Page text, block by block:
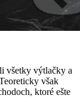
všetky výtlačky a
však
ktoré ešte